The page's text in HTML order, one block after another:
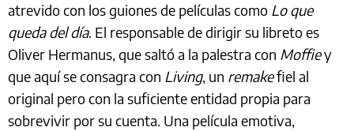
atrevido con los guiones de películas como Lo que
queda del día. El responsable de dirigir su libreto es
Oliver Hermanus, que saltó a la palestra con Moffiey
que aquí se consagra con Living, un remakefiel al
original pero con la suficiente entidad propia para
sobrevivir por su cuenta. Una película emotiva,